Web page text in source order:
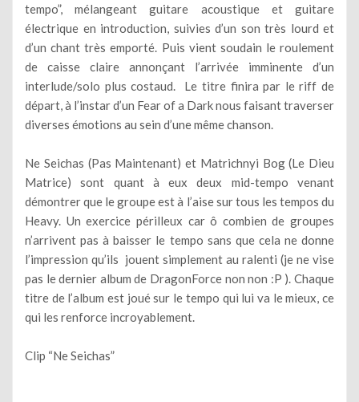
tempo”, mélangeant guitare acoustique et guitare
électrique en introduction, suivies d’un son très lourd et
d’un chant très emporté. Puis vient soudain le roulement
de caisse claire annonçant l’arrivée imminente d’un
interlude/solo plus costaud. Le titre finira par le riff de
départ, à l’instar d’un Fear of a Dark nous faisant traverser
diverses émotions au sein d’une même chanson.
Ne Seichas (Pas Maintenant) et Matrichnyi Bog (Le Dieu
Matrice) sont quant à eux deux mid-tempo venant
démontrer que le groupe est à l’aise sur tous les tempos du
Heavy. Un exercice périlleux car ô combien de groupes
n’arrivent pas à baisser le tempo sans que cela ne donne
l’impression qu’ils jouent simplement au ralenti (je ne vise
pas le dernier album de DragonForce non non :P ). Chaque
titre de l’album est joué sur le tempo qui lui va le mieux, ce
qui les renforce incroyablement.
Clip “Ne Seichas”